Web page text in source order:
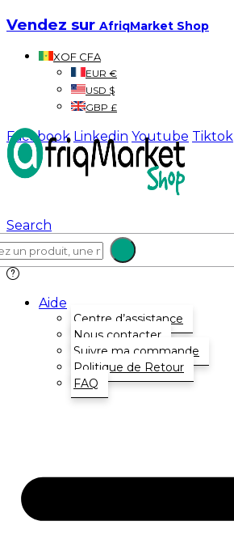
Vendez sur AfriqMarket Shop
XOF CFA
EUR €
USD $
GBP £
Facebook Linkedin Youtube Tiktok
Search
Aide
Centre d’assistance
Nous contacter
Suivre ma commande
Politique de Retour
FAQ